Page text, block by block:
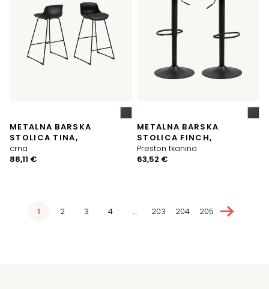
METALNA BARSKA
STOLICA TINA,
crna
88,11 €
METALNA BARSKA
STOLICA FINCH,
Preston tkanina
63,52 €
1 2 3 4 … 203 204 205→